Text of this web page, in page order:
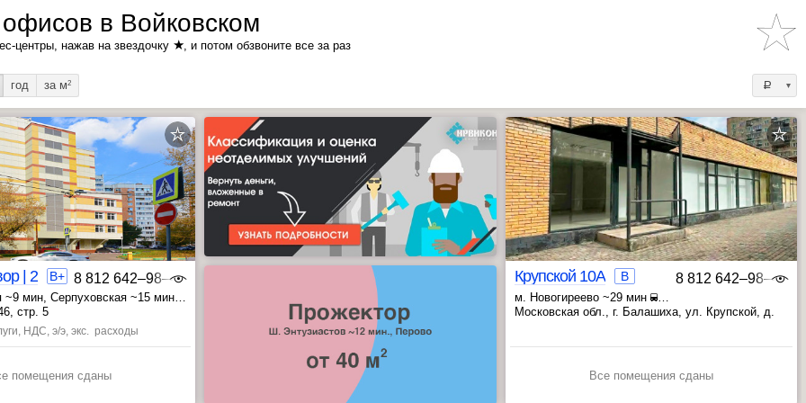
в Войковском
центры, нажав на звездочку ★, и потом обзвоните все за раз
год за м2 a
| 2 B+ 8 812 642‒98‒46
~9 мин, Серпуховская ~15 мин
мин , Добрынинская ~18 мин
стр. 5
НДС, э/э, экс. расходы
помещения сданы
Крупской 10А B 8 812 642‒98‒46
м. Новогиреево ~29 мин
, Партизанская ~38 мин
Московская обл., г. Балашиха, ул. Крупской, д.
Все помещения сданы